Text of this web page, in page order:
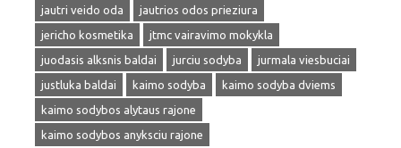
jautri veido oda
jautrios odos prieziura
jericho kosmetika
jtmc vairavimo mokykla
juodasis alksnis baldai
jurciu sodyba
jurmala viesbuciai
justluka baldai
kaimo sodyba
kaimo sodyba dviems
kaimo sodybos alytaus rajone
kaimo sodybos anyksciu rajone